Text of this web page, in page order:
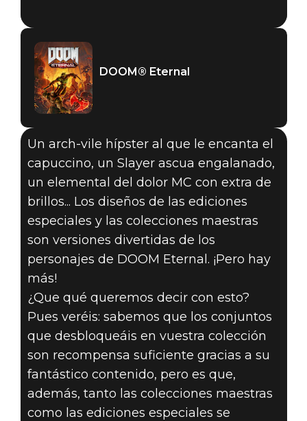
DOOM® Eternal
01 de junio de 2020
¡SUBID DE
NIVEL VUESTRA
COLECCIÓN
PARA OBTENER
MÁS PREMIOS!
DOOM® Eternal
Un arch-vile hípster al que le encanta el
capuccino, un Slayer ascua engalanado,
un elemental del dolor MC con extra de
brillos... Los diseños de las ediciones
especiales y las colecciones maestras
son versiones divertidas de los
personajes de DOOM Eternal. ¡Pero hay
más!
¿Que qué queremos decir con esto?
Pues veréis: sabemos que los conjuntos
que desbloqueáis en vuestra colección
son recompensa suficiente gracias a su
fantástico contenido, pero es que,
además, tanto las colecciones maestras
como las ediciones especiales se